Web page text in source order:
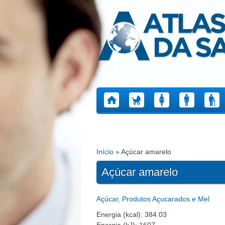
Atlas da Saúde
Está aqui
Início » Açúcar amarelo
Açúcar amarelo
Açúcar, Produtos Açucarados e Mel
Energia (kcal): 384.03